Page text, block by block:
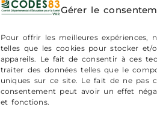
Gérer le
Pour offrir les meilleures expériences,
telles que les cookies pour stocker et/
appareils. Le fait de consentir à ces
traiter des données telles que le
uniques sur ce site. Le fait de ne pas
consentement peut avoir un effet
et fonctions.
Inscription